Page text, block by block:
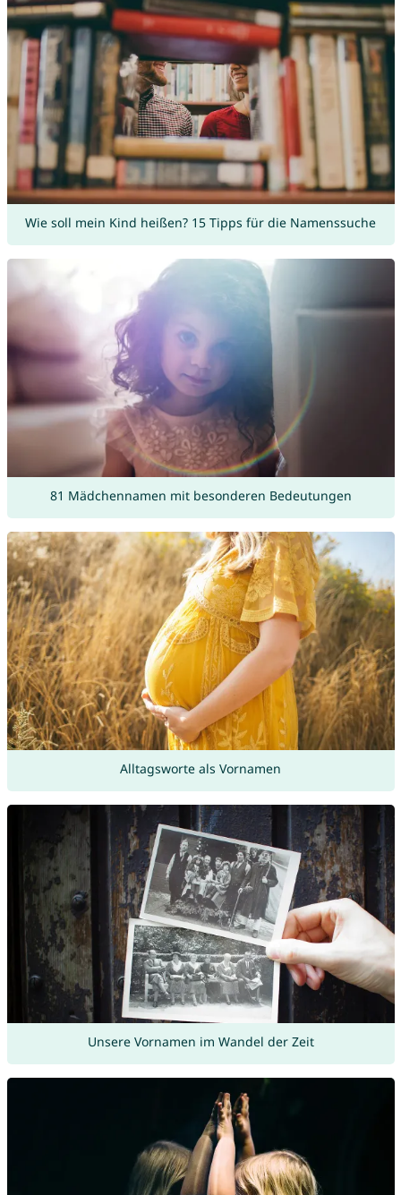
Wie soll mein Kind heißen? 15 Tipps für die Namenssuche
81 Mädchennamen mit besonderen Bedeutungen
Alltagsworte als Vornamen
Unsere Vornamen im Wandel der Zeit